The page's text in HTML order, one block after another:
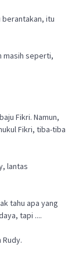
berantakan, itu
masih seperti,
Fikri. Namun,
Fikri, tiba-tiba
lantas
tahu apa yang
tapi ....